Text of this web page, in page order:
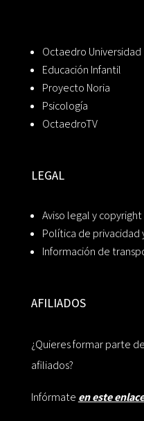
Octaedro Universidad
Educación Infantil
Proyecto Noria
Psicología
OctaedroTV
LEGAL
Aviso legal y copyright
Política de privacidad
Información de
AFILIADOS
¿Quieres formar parte
afiliados?
Infórmate en este